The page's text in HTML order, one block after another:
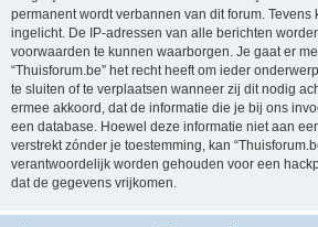
permanent wordt verbannen van dit forum. Tevens
ingelicht. De IP-adressen van alle berichten
voorwaarden te kunnen waarborgen. Je gaat er
“Thuisforum.be” het recht heeft om ieder
te sluiten of te verplaatsen wanneer zij dit nodig
ermee akkoord, dat de informatie die je bij ons
een database. Hoewel deze informatie niet aan
verstrekt zónder je toestemming, kan
verantwoordelijk worden gehouden voor een
dat de gegevens vrijkomen.